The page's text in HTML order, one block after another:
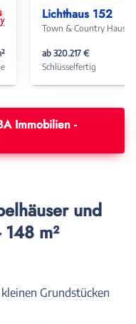
Lichthaus 152
ab 320.217 €
Schlüsselfertig
Immobilien -
und
m²
Grundstücken